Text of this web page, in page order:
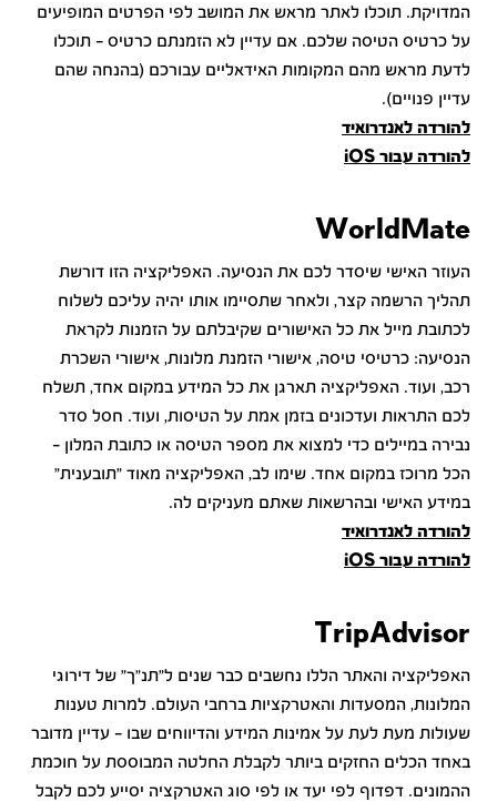
המדויקת. תוכלו לאתר מראש את המושב לפי הפרטים המופיעים
על כרטיס הטיסה שלכם. אם עדיין לא הזמנתם כרטיס – תוכלו
לדעת מראש מהם המקומות האידאליים עבורכם (בהנחה שהם
עדיין פנויים).
להורדה לאנדרואיד
להורדה עבור iOS
WorldMate
העוזר האישי שיסדר לכם את הנסיעה. האפליקציה הזו דורשת
תהליך הרשמה קצר, ולאחר שתסיימו אותו יהיה עליכם לשלוח
לכתובת מייל את כל האישורים שקיבלתם על הזמנות לקראת
הנסיעה: כרטיסי טיסה, אישורי הזמנת מלונות, אישורי השכרת
רכב, ועוד. האפליקציה תארגן את כל המידע במקום אחד, תשלח
לכם התראות ועדכונים בזמן אמת על הטיסות, ועוד. חסל סדר
נבירה במיילים כדי למצוא את מספר הטיסה או כתובת המלון –
הכל מרוכז במקום אחד. שימו לב, האפליקציה מאוד "תובענית"
במידע האישי ובהרשאות שאתם מעניקים לה.
להורדה לאנדרואיד
להורדה עבור iOS
TripAdvisor
האפליקציה והאתר הללו נחשבים כבר שנים ל"תנ"ך" של דירוגי
המלונות, המסעדות והאטרקציות ברחבי העולם. למרות טענות
שעולות מעת לעת על אמינות המידע והדיווחים שבו – עדיין מדובר
באחד הכלים החזקים ביותר לקבלת החלטה המבוססת על חוכמת
ההמונים. דפדוף לפי יעד או לפי סוג האטרקציה יסייע לכם לקבל